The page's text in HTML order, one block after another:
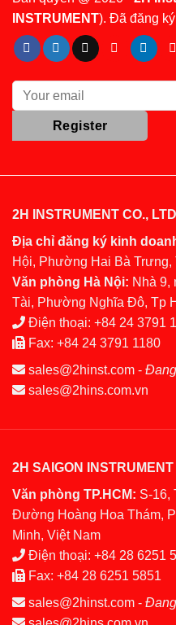
INSTRUMENT). Đã đăng
2H INSTRUMENT CO., LTD
Địa chỉ đăng ký kinh
Hội, Phường Hai Bà Trưng,
Văn phòng Hà Nội: Nhà 9,
Tài, Phường Nghĩa Đô, Tp
Điện thoại: +84 24 3791
Fax: +84 24 3791 1180
sales@2hinst.com -
sales@2hins.com.vn
2H SAIGON INSTRUMENT
Văn phòng TP.HCM: S-16,
Đường Hoàng Hoa Thám,
Minh, Việt Nam
Điện thoại: +84 28 6251
Fax: +84 28 6251 5851
sales@2hinst.com -